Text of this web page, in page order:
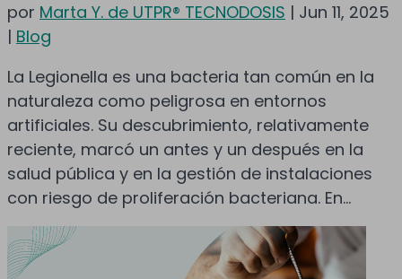
por Marta Y. de UTPR® TECNODOSIS | Jun 11, 2025
| Blog
La Legionella es una bacteria tan común en la
naturaleza como peligrosa en entornos
artificiales. Su descubrimiento, relativamente
reciente, marcó un antes y un después en la
salud pública y en la gestión de instalaciones
con riesgo de proliferación bacteriana. En...